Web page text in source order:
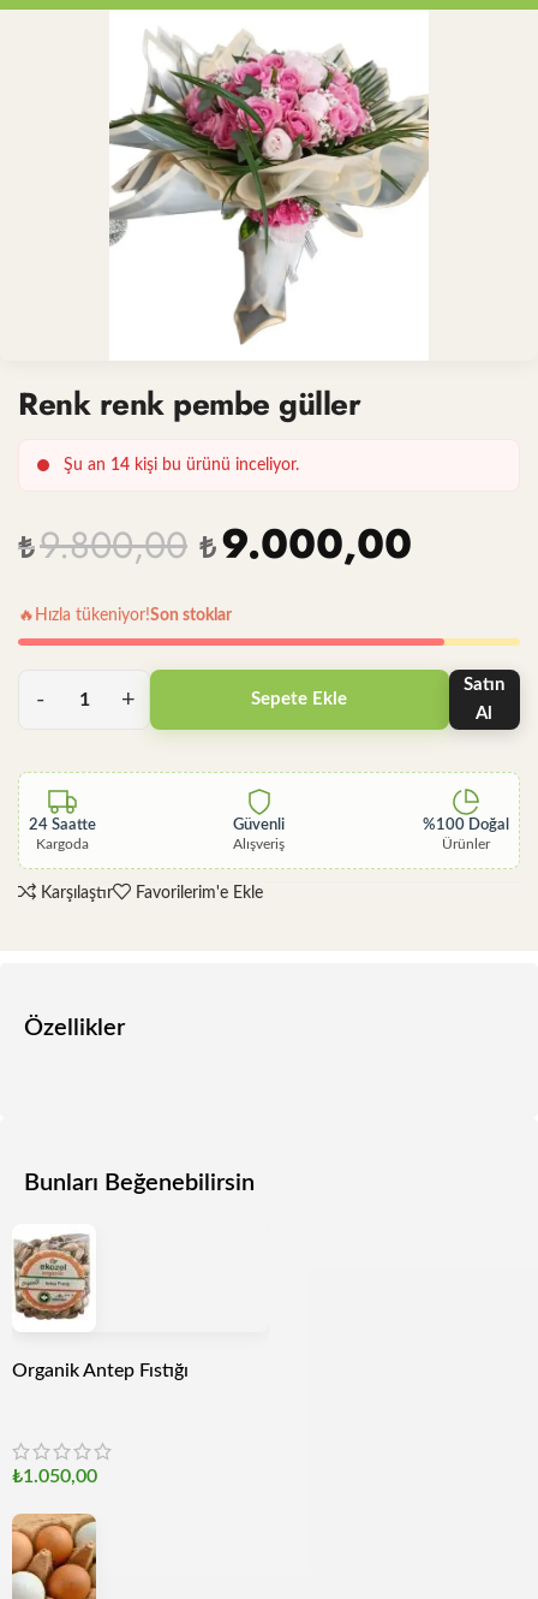
Renk renk pembe güller
Şu an 14 kişi bu ürünü inceliyor.
₺9.800,00 ₺9.000,00
🔥 Hızla tükeniyor!Son stoklar
Sepete Ekle
Satın
Al
24 Saatte
Kargoda
Güvenli
Alışveriş
%100 Doğal
Ürünler
Karşılaştır Favorilerim'e Ekle
Özellikler
Bunları Beğenebilirsin
Organik Antep Fıstığı
₺1.050,00